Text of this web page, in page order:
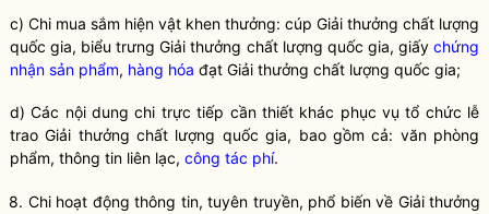
c) Chi mua sắm hiện vật khen thưởng: cúp Giải thưởng chất lượng
quốc gia, biểu trưng Giải thưởng chất lượng quốc gia, giấychứng
nhận sản phẩm, hàng hóa đạt Giải thưởng chất lượng quốc gia;
d) Các nội dung chi trực tiếp cần thiết khác phục vụ tổ chức lễ
trao Giải thưởng chất lượng quốc gia, bao gồm cả: văn phòng
phẩm, thông tin liên lạc, công tác phí.
8. Chi hoạt động thông tin, tuyên truyền, phổ biến về Giải thưởng